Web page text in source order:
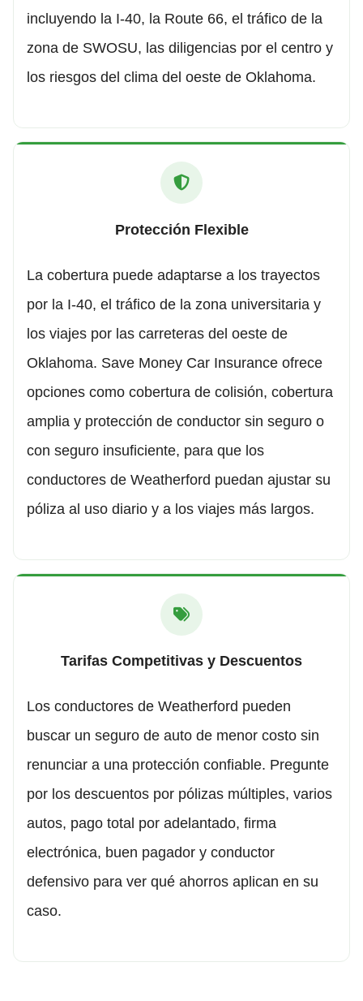
incluyendo la I-40, la Route 66, el tráfico de la
zona de SWOSU, las diligencias por el centro y
los riesgos del clima del oeste de Oklahoma.
Protección Flexible
La cobertura puede adaptarse a los trayectos
por la I-40, el tráfico de la zona universitaria y
los viajes por las carreteras del oeste de
Oklahoma. Save Money Car Insurance ofrece
opciones como cobertura de colisión, cobertura
amplia y protección de conductor sin seguro o
con seguro insuficiente, para que los
conductores de Weatherford puedan ajustar su
póliza al uso diario y a los viajes más largos.
Tarifas Competitivas y Descuentos
Los conductores de Weatherford pueden
buscar un seguro de auto de menor costo sin
renunciar a una protección confiable. Pregunte
por los descuentos por pólizas múltiples, varios
autos, pago total por adelantado, firma
electrónica, buen pagador y conductor
defensivo para ver qué ahorros aplican en su
caso.